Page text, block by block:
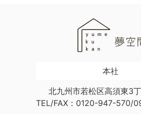
本社
北九州市若松区高須東3
TEL/FAX：0120-947-570/